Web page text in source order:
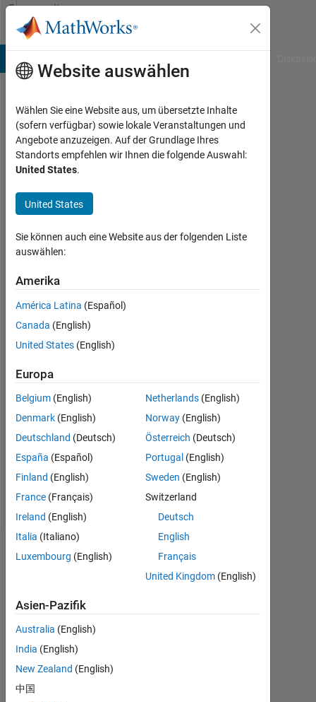
Weiter zum Inhalt
Community
Profile
Nikolay
Chumerin
Toyota
Motor
Europe
Aktiv
seit
0
Following:
Follow
Nachricht
http://sites.google.com/site/chumerin/
Professional
Computer
Vision,
Machine
GPU
programming,
Interfacing
(BCI)
Mehr
anzeigen
Abzeichen
Abzeichen
MATLAB
Answers
Abzeichen
Website auswählen
Wählen Sie eine Website aus, um übersetzte Inhalte
(sofern verfügbar) sowie lokale Veranstaltungen und
Angebote anzuzeigen. Auf der Grundlage Ihres
Standorts empfehlen wir Ihnen die folgende Auswahl:
United States.
United States
Sie können auch eine Website aus der folgenden Liste
auswählen:
Amerika
América Latina (Español)
Canada (English)
United States (English)
Europa
Belgium (English)
Denmark (English)
Deutschland (Deutsch)
España (Español)
Finland (English)
France (Français)
Ireland (English)
Italia (Italiano)
Luxembourg (English)
Netherlands (English)
Norway (English)
Österreich (Deutsch)
Portugal (English)
Sweden (English)
Switzerland
Deutsch
English
Français
United Kingdom (English)
Asien-Pazifik
Australia (English)
India (English)
New Zealand (English)
中国